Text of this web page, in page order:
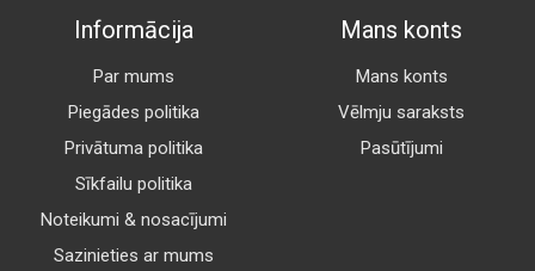
Informācija
Par mums
Piegādes politika
Privātuma politika
Sīkfailu politika
Noteikumi & nosacījumi
Sazinieties ar mums
Mans konts
Mans konts
Vēlmju saraksts
Pasūtījumi